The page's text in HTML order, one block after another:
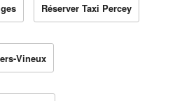
Réserver Taxi Percey
Vineux